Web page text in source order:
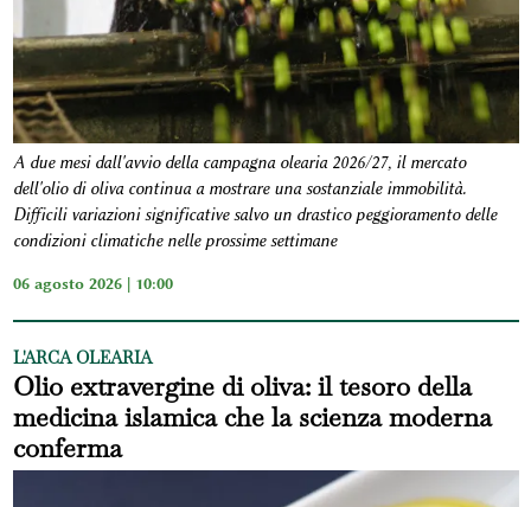
A due mesi dall'avvio della campagna olearia 2026/27, il mercato
dell'olio di oliva continua a mostrare una sostanziale immobilità.
Difficili variazioni significative salvo un drastico peggioramento delle
condizioni climatiche nelle prossime settimane
06 agosto 2026 | 10:00
L'ARCA OLEARIA
Olio extravergine di oliva: il tesoro della
medicina islamica che la scienza moderna
conferma